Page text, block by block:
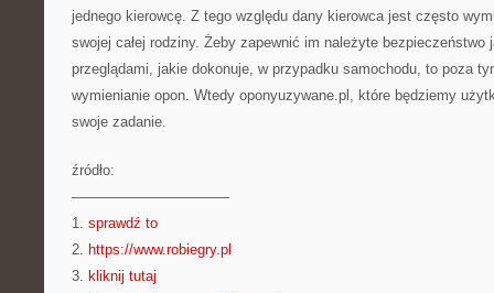
jednego kierowcę. Z tego względu dany kierowca jest często
swojej całej rodziny. Żeby zapewnić im należyte bezpieczeństwo
przeglądami, jakie dokonuje, w przypadku samochodu, to poza
wymienianie opon. Wtedy oponyuzywane.pl, które będziemy
swoje zadanie.
źródło:
———————————
1. sprawdź to
2. https://www.robiegry.pl
3. kliknij tutaj